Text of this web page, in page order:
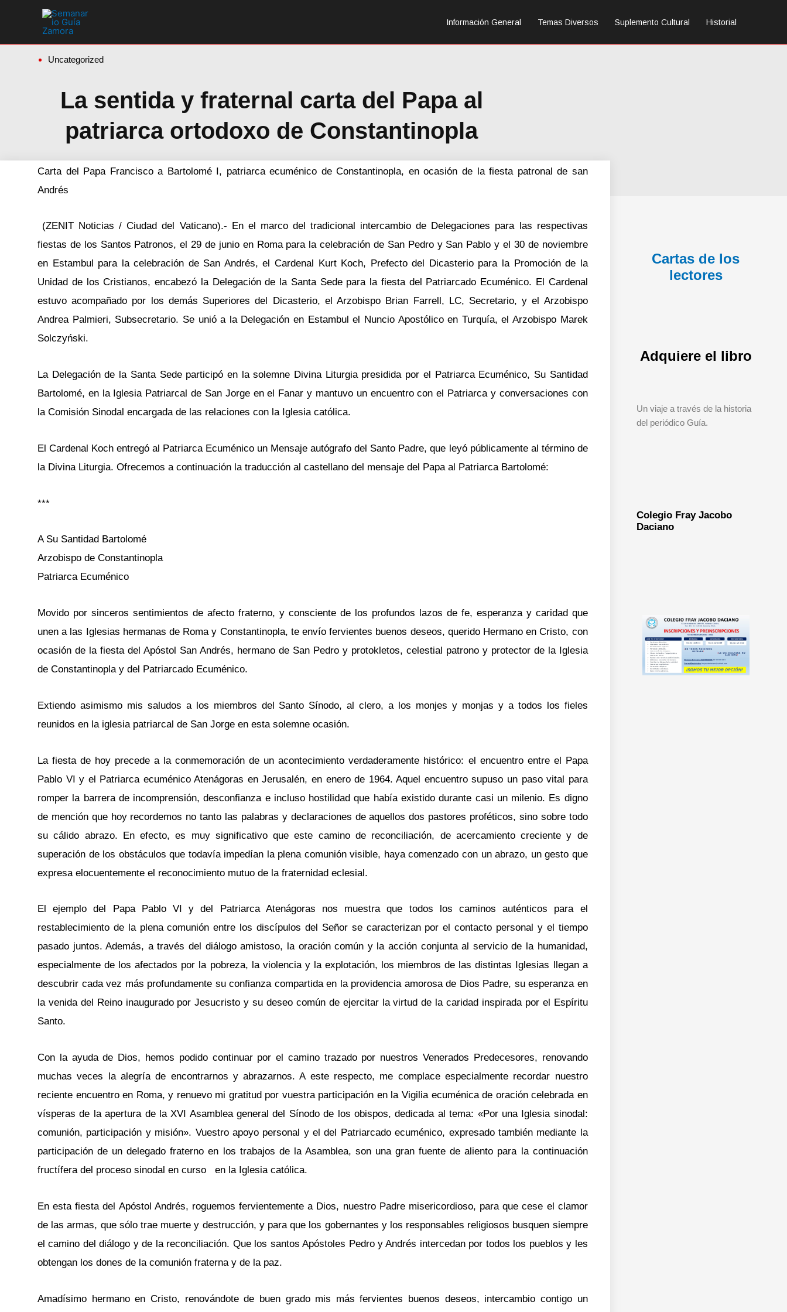
Información General Temas Diversos Suplemento Cultural Historial
Uncategorized
La sentida y fraternal carta del Papa al
patriarca ortodoxo de Constantinopla
Carta del Papa Francisco a Bartolomé I, patriarca ecuménico de Constantinopla, en ocasión de la fiesta patronal de san
Andrés
(ZENIT Noticias / Ciudad del Vaticano).- En el marco del tradicional intercambio de Delegaciones para las respectivas
fiestas de los Santos Patronos, el 29 de junio en Roma para la celebración de San Pedro y San Pablo y el 30 de noviembre
en Estambul para la celebración de San Andrés, el Cardenal Kurt Koch, Prefecto del Dicasterio para la Promoción de la
Unidad de los Cristianos, encabezó la Delegación de la Santa Sede para la fiesta del Patriarcado Ecuménico. El Cardenal
estuvo acompañado por los demás Superiores del Dicasterio, el Arzobispo Brian Farrell, LC, Secretario, y el Arzobispo
Andrea Palmieri, Subsecretario. Se unió a la Delegación en Estambul el Nuncio Apostólico en Turquía, el Arzobispo Marek
Solczyński.
La Delegación de la Santa Sede participó en la solemne Divina Liturgia presidida por el Patriarca Ecuménico, Su Santidad
Bartolomé, en la Iglesia Patriarcal de San Jorge en el Fanar y mantuvo un encuentro con el Patriarca y conversaciones con
la Comisión Sinodal encargada de las relaciones con la Iglesia católica.
El Cardenal Koch entregó al Patriarca Ecuménico un Mensaje autógrafo del Santo Padre, que leyó públicamente al término de
la Divina Liturgia. Ofrecemos a continuación la traducción al castellano del mensaje del Papa al Patriarca Bartolomé:
***
A Su Santidad Bartolomé
Arzobispo de Constantinopla
Patriarca Ecuménico
Movido por sinceros sentimientos de afecto fraterno, y consciente de los profundos lazos de fe, esperanza y caridad que
unen a las Iglesias hermanas de Roma y Constantinopla, te envío fervientes buenos deseos, querido Hermano en Cristo, con
ocasión de la fiesta del Apóstol San Andrés, hermano de San Pedro y protokletos, celestial patrono y protector de la Iglesia
de Constantinopla y del Patriarcado Ecuménico.
Extiendo asimismo mis saludos a los miembros del Santo Sínodo, al clero, a los monjes y monjas y a todos los fieles
reunidos en la iglesia patriarcal de San Jorge en esta solemne ocasión.
La fiesta de hoy precede a la conmemoración de un acontecimiento verdaderamente histórico: el encuentro entre el Papa
Pablo VI y el Patriarca ecuménico Atenágoras en Jerusalén, en enero de 1964. Aquel encuentro supuso un paso vital para
romper la barrera de incomprensión, desconfianza e incluso hostilidad que había existido durante casi un milenio. Es digno
de mención que hoy recordemos no tanto las palabras y declaraciones de aquellos dos pastores proféticos, sino sobre todo
su cálido abrazo. En efecto, es muy significativo que este camino de reconciliación, de acercamiento creciente y de
superación de los obstáculos que todavía impedían la plena comunión visible, haya comenzado con un abrazo, un gesto que
expresa elocuentemente el reconocimiento mutuo de la fraternidad eclesial.
El ejemplo del Papa Pablo VI y del Patriarca Atenágoras nos muestra que todos los caminos auténticos para el
restablecimiento de la plena comunión entre los discípulos del Señor se caracterizan por el contacto personal y el tiempo
pasado juntos. Además, a través del diálogo amistoso, la oración común y la acción conjunta al servicio de la humanidad,
especialmente de los afectados por la pobreza, la violencia y la explotación, los miembros de las distintas Iglesias llegan a
descubrir cada vez más profundamente su confianza compartida en la providencia amorosa de Dios Padre, su esperanza en
la venida del Reino inaugurado por Jesucristo y su deseo común de ejercitar la virtud de la caridad inspirada por el Espíritu
Santo.
Con la ayuda de Dios, hemos podido continuar por el camino trazado por nuestros Venerados Predecesores, renovando
muchas veces la alegría de encontrarnos y abrazarnos. A este respecto, me complace especialmente recordar nuestro
reciente encuentro en Roma, y renuevo mi gratitud por vuestra participación en la Vigilia ecuménica de oración celebrada en
vísperas de la apertura de la XVI Asamblea general del Sínodo de los obispos, dedicada al tema: «Por una Iglesia sinodal:
comunión, participación y misión». Vuestro apoyo personal y el del Patriarcado ecuménico, expresado también mediante la
participación de un delegado fraterno en los trabajos de la Asamblea, son una gran fuente de aliento para la continuación
fructífera del proceso sinodal en curso en la Iglesia católica.
En esta fiesta del Apóstol Andrés, roguemos fervientemente a Dios, nuestro Padre misericordioso, para que cese el clamor
de las armas, que sólo trae muerte y destrucción, y para que los gobernantes y los responsables religiosos busquen siempre
el camino del diálogo y de la reconciliación. Que los santos Apóstoles Pedro y Andrés intercedan por todos los pueblos y les
obtengan los dones de la comunión fraterna y de la paz.
Amadísimo hermano en Cristo, renovándote de buen grado mis más fervientes buenos deseos, intercambio contigo un
Cartas de los
lectores
Adquiere el libro
Un viaje a través de la historia
del periódico Guía.
Colegio Fray Jacobo
Daciano